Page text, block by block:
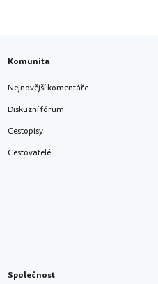
Komunita
Nejnovější komentáře
Diskuzní fórum
Cestopisy
Cestovatelé
Společnost